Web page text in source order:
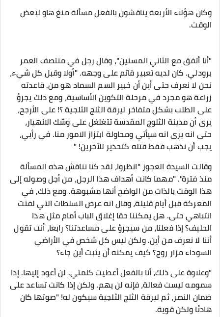
وكان هؤلاء الأربعة يناقشون بالفعل مسألة منغ هاو لبعض
الوقت.
"أنا أتفق مع الثاني المسنين"، وقال رجل في منتصف العمر
برودلي. كان لديه تعبير قاتم على وجهه. "أولا وقبل كل شيء،
نحن لا نعرف حتى أين أن خبير السم السماد هو من. قاعدته
زراعة هو مجرد في مرحلة التكوين الأساسية، ومع ذلك يجرؤ
على الطلب بشكل متفاخر ليرقة الثلج الثلجية ؟! على الأرجح،
يرى أن مدينة الثلوج المقدسة تتغلغل على وشك الانهيار،
حتى انه يرى انه سيأتي ومحاولة ابتزاز الامور منا. في رأيي،
يجب أن نذهب فقط قتله كتحذير للآخرين! "
وقالت السيدة العجوز "انظروا، لقد كنا نناقش هذه المسألة
منذ فترة". "مهما كانت أهداف هذا الرجل، من أجل وصوله إلى
هذا الوقت بالذات من الواضح أنها مشبوهة. ومع ذلك، في
المعركة قبل أيام قليلة، وقال انه عرض السلطات التي لفتت
انتباهي حتى. هل يمكننا حقا إغلاق الباب أمام مثل هذا
الحليف؟ إذا فعلنا، من سيجرؤ على مساعدتنا؟ رابعا، أنت تقول
أننا لا نعرف من أين. ولكن ليس كل شخص في الأراضي
السوداء مزار روج؟ كيف يمكنه أن يثبت أين جاء؟
"وعلاوة على ذلك، أنا بالفعل أعطيت كلمتي. لن أعود إليها. إذا
سمومه ليست فعالة، فإنه لن يهم. ولكن إذا كانت تساعد على
ضمان النصر، ثم ليرقة الثلج الثلجية سيكون له! "صوتها كان
هادئا ولكن قوية.